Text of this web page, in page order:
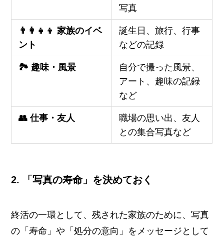
写真
👨‍👩‍👧‍👦 家族のイベ
ント
誕生日、旅行、行事
などの記録
🏞️ 趣味・風景
自分で撮った風景、
アート、趣味の記録
など
👥 仕事・友人
職場の思い出、友人
との集合写真など
2. 「写真の寿命」を決めておく
終活の一環として、残された家族のために、写真
の「寿命」や「処分の意向」をメッセージとして